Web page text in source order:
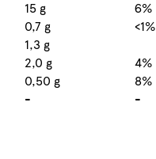
15 g
6%
0,7 g
<1%
1,3 g
2,0 g
4%
0,50 g
8%
- -